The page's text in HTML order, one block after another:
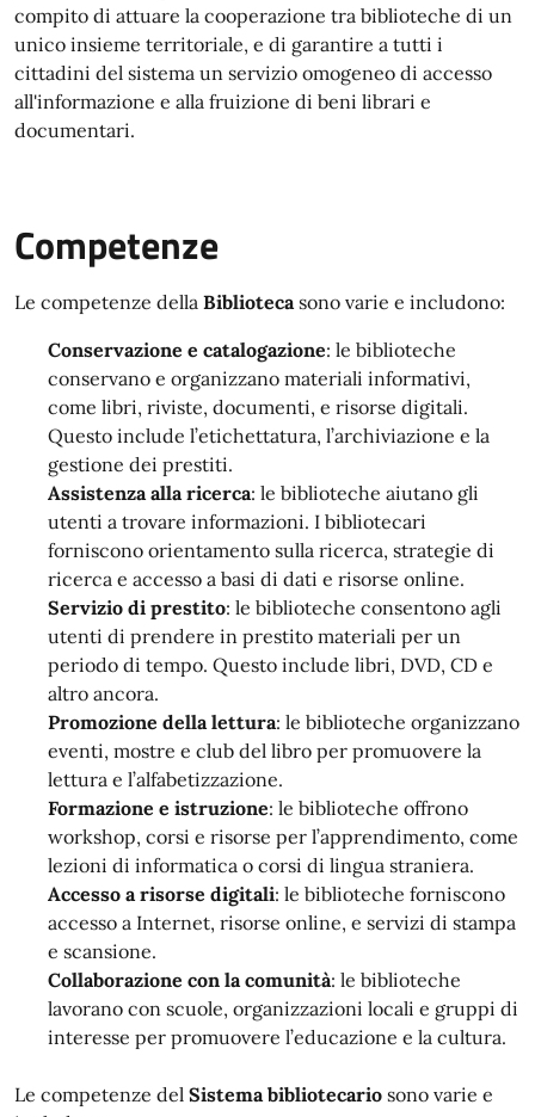
compito di attuare la cooperazione tra biblioteche di un
unico insieme territoriale, e di garantire a tutti i
cittadini del sistema un servizio omogeneo di accesso
all'informazione e alla fruizione di beni librari e
documentari.
Competenze
Le competenze della Bibliotecasono varie e includono:
Conservazione e catalogazione: le biblioteche
conservano e organizzano materiali informativi,
come libri, riviste, documenti, e risorse digitali.
Questo include l’etichettatura, l’archiviazione e la
gestione dei prestiti.
Assistenza alla ricerca: le biblioteche aiutano gli
utenti a trovare informazioni. I bibliotecari
forniscono orientamento sulla ricerca, strategie di
ricerca e accesso a basi di dati e risorse online.
Servizio di prestito: le biblioteche consentono agli
utenti di prendere in prestito materiali per un
periodo di tempo. Questo include libri, DVD, CD e
altro ancora.
Promozione della lettura: le biblioteche organizzano
eventi, mostre e club del libro per promuovere la
lettura e l’alfabetizzazione.
Formazione e istruzione: le biblioteche offrono
workshop, corsi e risorse per l’apprendimento, come
lezioni di informatica o corsi di lingua straniera.
Accesso a risorse digitali: le biblioteche forniscono
accesso a Internet, risorse online, e servizi di stampa
e scansione.
Collaborazione con la comunità: le biblioteche
lavorano con scuole, organizzazioni locali e gruppi di
interesse per promuovere l’educazione e la cultura.
Le competenze del Sistema bibliotecario sono varie e